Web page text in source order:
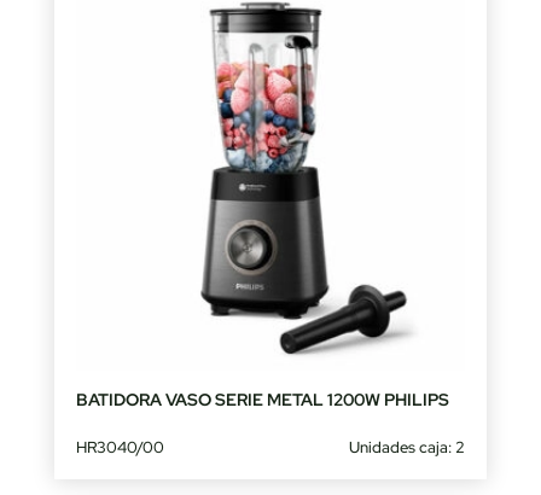
BATIDORA VASO SERIE METAL 1200W PHILIPS
HR3040/00 Unidades caja: 2